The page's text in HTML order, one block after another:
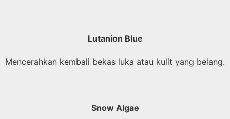
Lutanion Blue
Mencerahkan kembali bekas luka atau kulit yang belang.
Snow Algae